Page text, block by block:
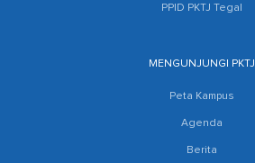
PPID PKTJ Tegal
MENGUNJUNGI PKTJ
Peta Kampus
Agenda
Berita